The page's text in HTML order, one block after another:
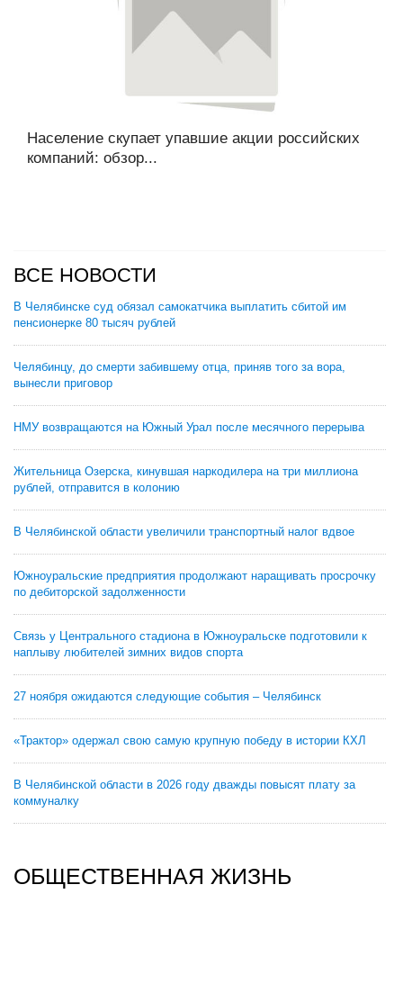
Население скупает упавшие акции российских
компаний: обзор...
ВСЕ НОВОСТИ
В Челябинске суд обязал самокатчика выплатить сбитой им
пенсионерке 80 тысяч рублей
Челябинцу, до смерти забившему отца, приняв того за вора,
вынесли приговор
НМУ возвращаются на Южный Урал после месячного перерыва
Жительница Озерска, кинувшая наркодилера на три миллиона
рублей, отправится в колонию
В Челябинской области увеличили транспортный налог вдвое
Южноуральские предприятия продолжают наращивать просрочку
по дебиторской задолженности
Связь у Центрального стадиона в Южноуральске подготовили к
наплыву любителей зимних видов спорта
27 ноября ожидаются следующие события – Челябинск
«Трактор» одержал свою самую крупную победу в истории КХЛ
В Челябинской области в 2026 году дважды повысят плату за
коммуналку
ОБЩЕСТВЕННАЯ ЖИЗНЬ